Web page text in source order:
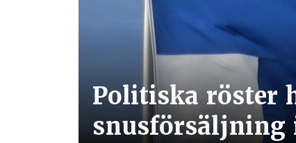
Politiska röster
snusförsäljning